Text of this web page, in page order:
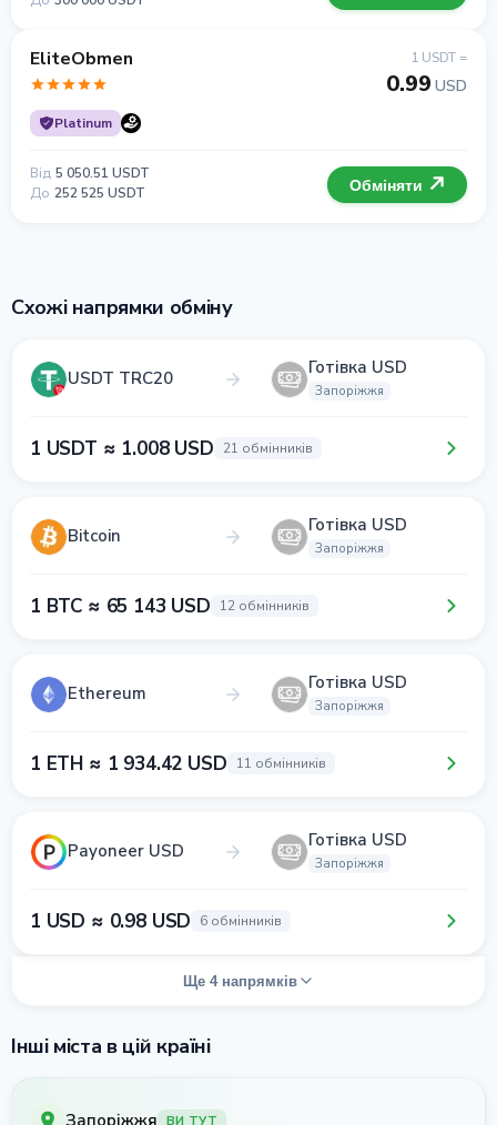
EliteObmen
Platinum
1 USDT =
0.99 USD
Від 5 050.51 USDT
До 252 525 USDT Обміняти
Схожі напрямки обміну
USDT TRC20 Готівка USD
Запоріжжя
1 USDT ≈ 1.008 USD 21 обмінників
Bitcoin Готівка USD
Запоріжжя
1 BTC ≈ 65 143 USD 12 обмінників
Ethereum Готівка USD
Запоріжжя
1 ETH ≈ 1 934.42 USD 11 обмінників
Payoneer USD Готівка USD
Запоріжжя
1 USD ≈ 0.98 USD 6 обмінників
Ще 4 напрямків
Інші міста в цій країні
Запоріжжя ВИ ТУТ